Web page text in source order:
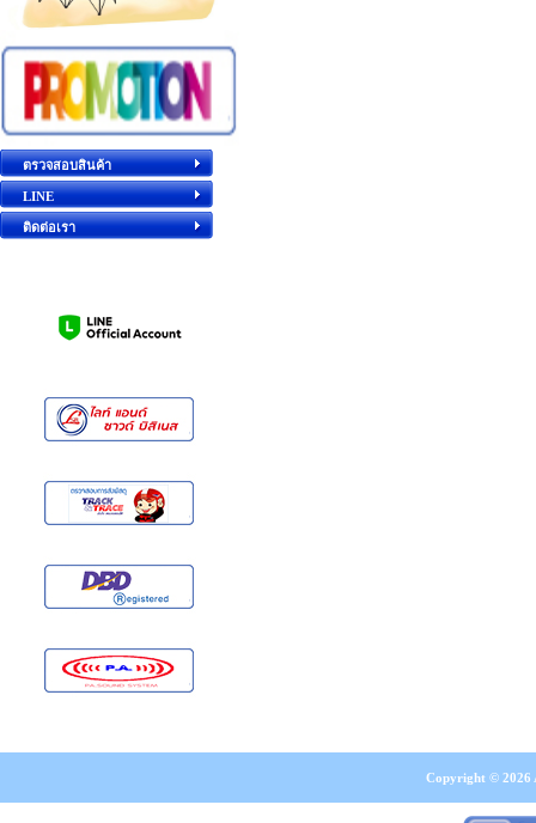
ตรวจสอบสินค้า
LINE
ติดต่อเรา
Copyright © 2026